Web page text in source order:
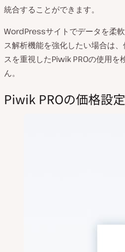
統合することができます。
WordPressサイトでデータを柔
ス解析機能を強化したい場合は
スを重視したPiwik PROの使用を
ん。
Piwik PROの価格設